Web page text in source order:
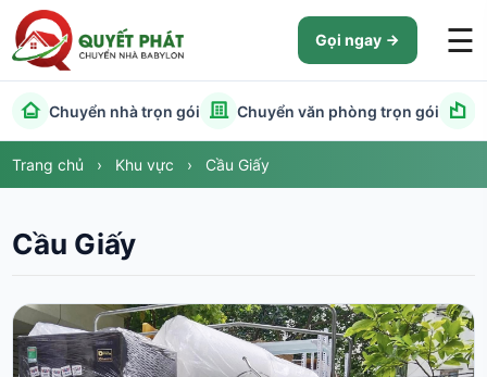
Gọi ngay ☰
Chuyển nhà trọn gói Chuyển văn phòng trọn gói
Trang chủ › Khu vực › Cầu Giấy
Cầu Giấy